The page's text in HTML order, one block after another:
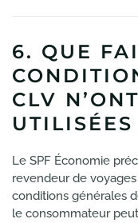
6. QUE
CLV
UTILISÉES
Le SPF Économie
revendeur de
conditions générales
le consommateur